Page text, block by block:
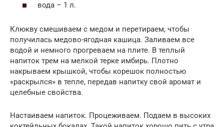
вода – 1 л.
Клюкву смешиваем с медом и перетираем, чтобы
получилась медово-ягодная кашица. Заливаем все
водой и немного прогреваем на плите. В теплый
напиток трем на мелкой терке имбирь. Плотно
накрываем крышкой, чтобы корешок полностью
«раскрылся» в тепле, передав напитку свой аромат и
целебные свойства.
Настаиваем напиток. Процеживаем. Подаем в высоких